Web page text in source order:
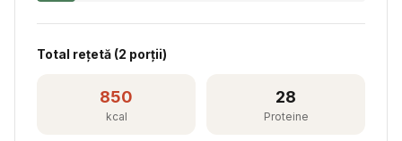
Total rețetă (2 porții)
850
kcal
28
Proteine